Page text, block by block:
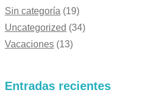
Sin categoría (19)
Uncategorized (34)
Vacaciones (13)
Entradas recientes